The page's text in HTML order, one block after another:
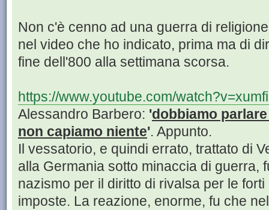
Non c'è cenno ad una guerra di
nel video che ho indicato, prima ma di
fine dell'800 alla settimana scorsa.
https://www.youtube.com/
Alessandro Barbero: 'dobbiamo
non capiamo niente'. Appunto.
Il vessatorio, e quindi errato, trattato di
alla Germania sotto minaccia di guerra,
nazismo per il diritto di rivalsa per le
imposte. La reazione, enorme, fu che